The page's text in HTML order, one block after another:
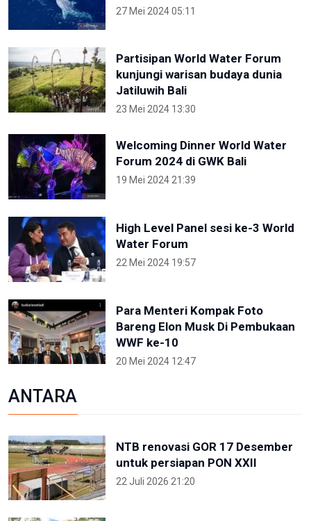
27 Mei 2024 05:11
Partisipan World Water Forum
kunjungi warisan budaya dunia
Jatiluwih Bali
23 Mei 2024 13:30
Welcoming Dinner World Water
Forum 2024 di GWK Bali
19 Mei 2024 21:39
High Level Panel sesi ke-3 World
Water Forum
22 Mei 2024 19:57
Para Menteri Kompak Foto
Bareng Elon Musk Di Pembukaan
WWF ke-10
20 Mei 2024 12:47
ANTARA
NTB renovasi GOR 17 Desember
untuk persiapan PON XXII
22 Juli 2026 21:20